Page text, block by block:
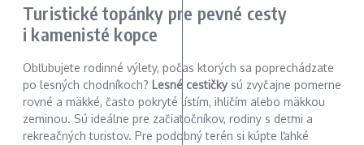
Turistické topánky pre pevné cesty
i kamenisté kopce
Obľubujete rodinné výlety, počas ktorých sa poprechádzate
po lesných chodníkoch? Lesné cestičkysú zvyčajne pomerne
rovné a mäkké, často pokryté lístím, ihličím alebo mäkkou
zeminou. Sú ideálne pre začiatočníkov, rodiny s deťmi a
rekreačných turistov. Pre podobný terén si kúpte ľahké